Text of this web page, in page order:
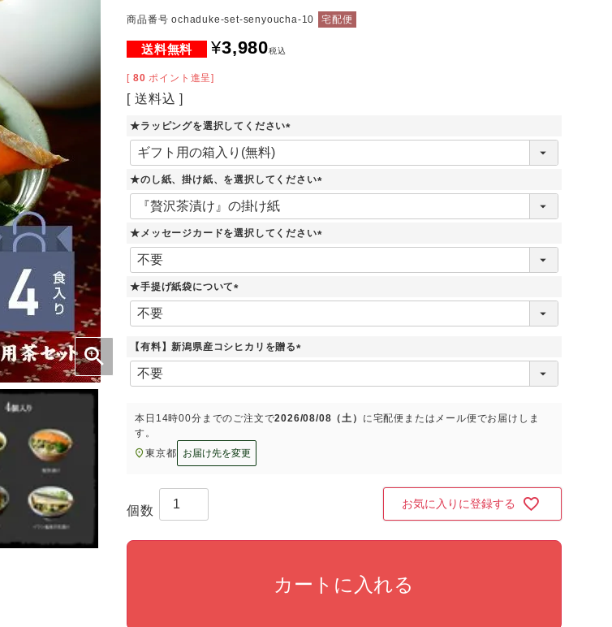
商品番号 ochaduke-set-senyoucha-10 宅配便
¥3,980税込
[ 80 ポイント進呈]
送料込
★ラッピングを選択してください
(
須
)
★のし紙、掛け紙、を選択してください
(
★メッセージカードを選択してください
(
★手提げ紙袋について
(
)
【有料】新潟県産コシヒカリを贈る
(
本日 14時00分 までのご注文で2026/08/08（土） に宅配便またはメール便でお届けしま
す。
東京都
お届け先を変更
お気に入りに登録する
カートに入れる